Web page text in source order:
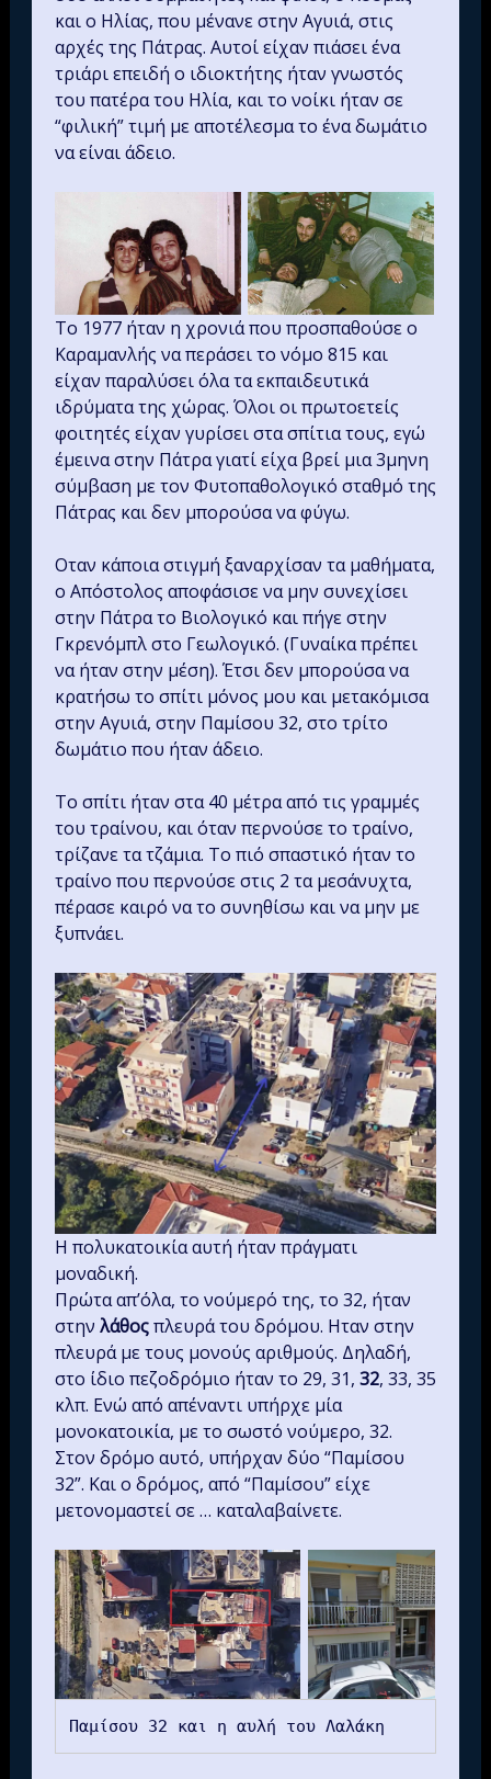
και ο Ηλίας, που μένανε στην Αγυιά, στις
αρχές της Πάτρας. Αυτοί είχαν πιάσει ένα
τριάρι επειδή ο ιδιοκτήτης ήταν γνωστός
του πατέρα του Ηλία, και το νοίκι ήταν σε
“φιλική” τιμή με αποτέλεσμα το ένα δωμάτιο
να είναι άδειο.
Το 1977 ήταν η χρονιά που προσπαθούσε ο
Καραμανλής να περάσει το νόμο 815 και
είχαν παραλύσει όλα τα εκπαιδευτικά
ιδρύματα της χώρας. Όλοι οι πρωτοετείς
φοιτητές είχαν γυρίσει στα σπίτια τους, εγώ
έμεινα στην Πάτρα γιατί είχα βρεί μια 3μηνη
σύμβαση με τον Φυτοπαθολογικό σταθμό της
Πάτρας και δεν μπορούσα να φύγω.
Οταν κάποια στιγμή ξαναρχίσαν τα μαθήματα,
ο Απόστολος αποφάσισε να μην συνεχίσει
στην Πάτρα το Βιολογικό και πήγε στην
Γκρενόμπλ στο Γεωλογικό. (Γυναίκα πρέπει
να ήταν στην μέση). Έτσι δεν μπορούσα να
κρατήσω το σπίτι μόνος μου και μετακόμισα
στην Αγυιά, στην Παμίσου 32, στο τρίτο
δωμάτιο που ήταν άδειο.
Το σπίτι ήταν στα 40 μέτρα από τις γραμμές
του τραίνου, και όταν περνούσε το τραίνο,
τρίζανε τα τζάμια. Το πιό σπαστικό ήταν το
τραίνο που περνούσε στις 2 τα μεσάνυχτα,
πέρασε καιρό να το συνηθίσω και να μην με
ξυπνάει.
Η πολυκατοικία αυτή ήταν πράγματι
μοναδική.
Πρώτα απ’όλα, το νούμερό της, το 32, ήταν
στην λάθοςπλευρά του δρόμου. Ηταν στην
πλευρά με τους μονούς αριθμούς. Δηλαδή,
στο ίδιο πεζοδρόμιο ήταν το 29, 31, 32, 33, 35
κλπ. Ενώ από απέναντι υπήρχε μία
μονοκατοικία, με το σωστό νούμερο, 32.
Στον δρόμο αυτό, υπήρχαν δύο “Παμίσου
32”. Και ο δρόμος, από “Παμίσου” είχε
μετονομαστεί σε … καταλαβαίνετε.
Παμίσου 32 και η αυλή του Λαλάκη